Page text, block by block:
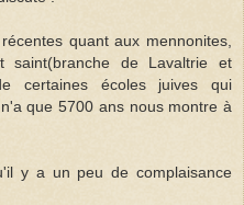
quant aux mennonites,
de Lavaltrie et
certaines écoles juives qui
que 5700 ans nous montre à
y a un peu de complaisance